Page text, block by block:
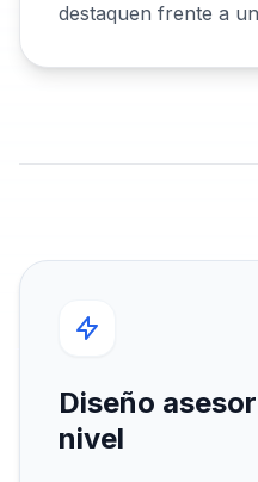
destaquen frente a
Diseño
nivel